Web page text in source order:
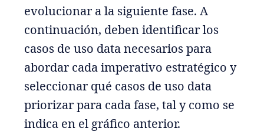
evolucionar a la siguiente fase. A
continuación, deben identificar los
casos de uso data necesarios para
abordar cada imperativo estratégico y
seleccionar qué casos de uso data
priorizar para cada fase, tal y como se
indica en el gráfico anterior.